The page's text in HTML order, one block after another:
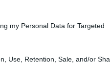
my Personal Data for Targeted
Use, Retention, Sale, and/or
v divadle v Českých
tehdejší situaci v
stejně rudá jako České